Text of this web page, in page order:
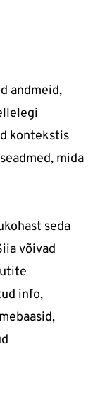
andmeid,
kontekstis
mida
seda
võivad
info,